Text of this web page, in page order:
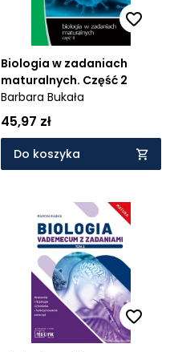
Biologia w zadaniach
maturalnych. Część 2
Barbara Bukała
45,97 zł
Do koszyka